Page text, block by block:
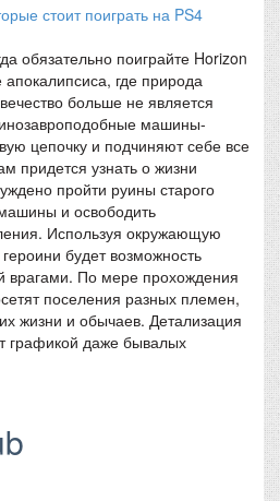
обязательно поиграйте Horizon
где природа
больше не является
машины-
цепочку и подчиняют себе все
придется узнать о жизни
пройти руины старого
и освободить
Используя окружающую
будет возможность
врагами. По мере прохождения
поселения разных племен,
жизни и обычаев. Детализация
графикой даже бывалых